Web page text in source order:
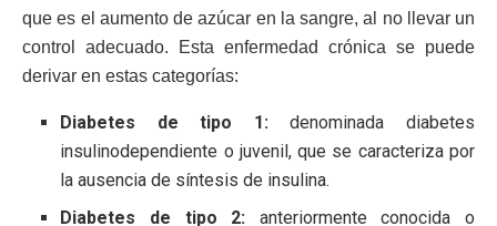
que es el aumento de azúcar en la sangre, al no llevar un
control adecuado. Esta enfermedad crónica se puede
derivar en estas categorías:
Diabetes de tipo 1:denominada diabetes
insulinodependiente o juvenil, que se caracteriza por
la ausencia de síntesis de insulina.
Diabetes de tipo 2: anteriormente conocida o